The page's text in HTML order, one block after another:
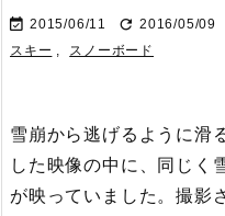
 2015/06/11  2016/05/09
スキー , スノーボード
雪崩から逃げるように滑
した映像の中に、同じく
が映っていました。撮影